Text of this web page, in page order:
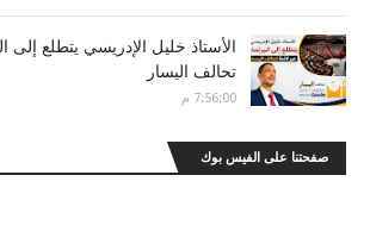
الأستاذ خليل الإدريسي يتطلع إلى
تحالف اليسار
7:56:00 م
صفحتنا على الفيس بوك